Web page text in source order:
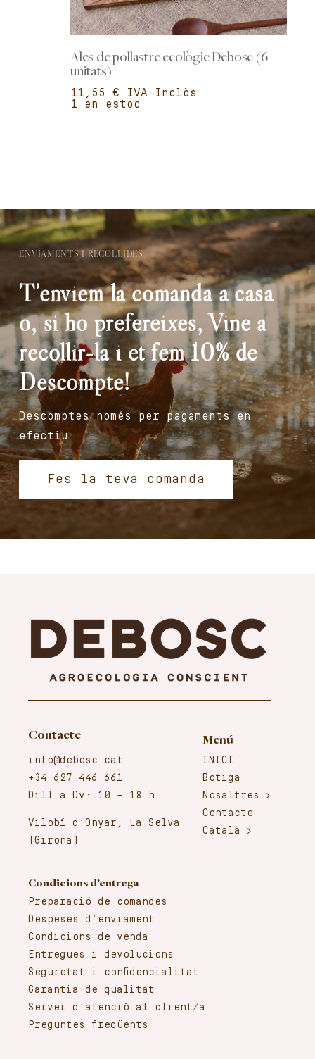
Ales de pollastre ecològic Debosc (6
unitats)
€
1 en estoc
ENVIAMENTS I RECOLLIDES
T’enviem la comanda a casa
o, si ho prefereixes, Vine a
recollir-la i et fem 10% de
Descompte!
Descomptes només per pagaments en
efectiu
Fes la teva comanda
Menú
INICI
Botiga
Nosaltres
Contacte
Català
Contacte
info@debosc.cat
+34 627 446 661
Dill a Dv: 10 – 18 h.
Vilobí d’Onyar, La Selva
(Girona)
Condicions d’entrega
Preparació de comandes
Despeses d’enviament
Condicions de venda
Entregues i devolucions
Seguretat i confidencialitat
Garantia de qualitat
Servei d’atenció al client/a
Preguntes freqüents